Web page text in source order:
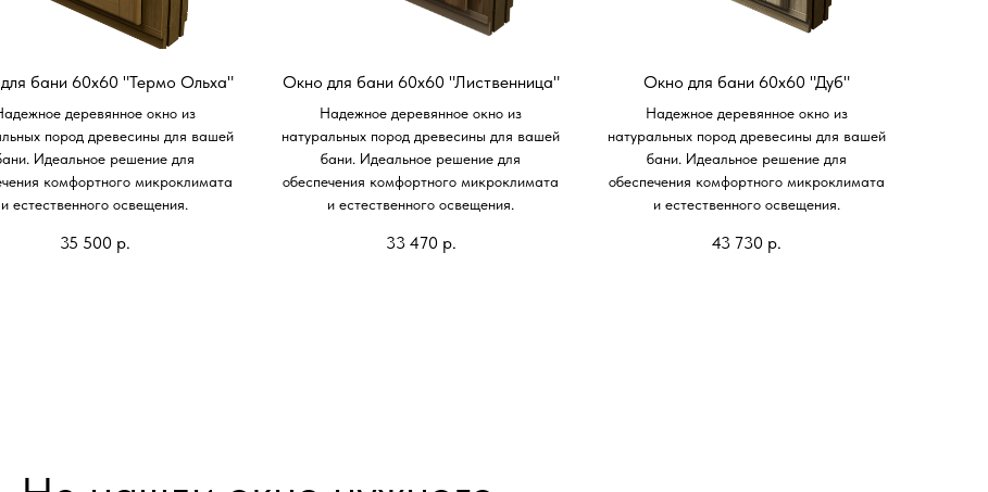
бани 60х60 "Термо Ольха"
деревянное окно из
пород древесины для вашей
Идеальное решение для
комфортного микроклимата
и естественного освещения.
35 500 р.
Окно для бани 60х60 "Лиственница"
Надежное деревянное окно из
натуральных пород древесины для вашей
бани. Идеальное решение для
обеспечения комфортного микроклимата
и естественного освещения.
33 470 р.
Окно для бани 60х60 "Дуб"
Надежное деревянное окно из
натуральных пород древесины для вашей
бани. Идеальное решение для
обеспечения комфортного микроклимата
и естественного освещения.
43 730 р.